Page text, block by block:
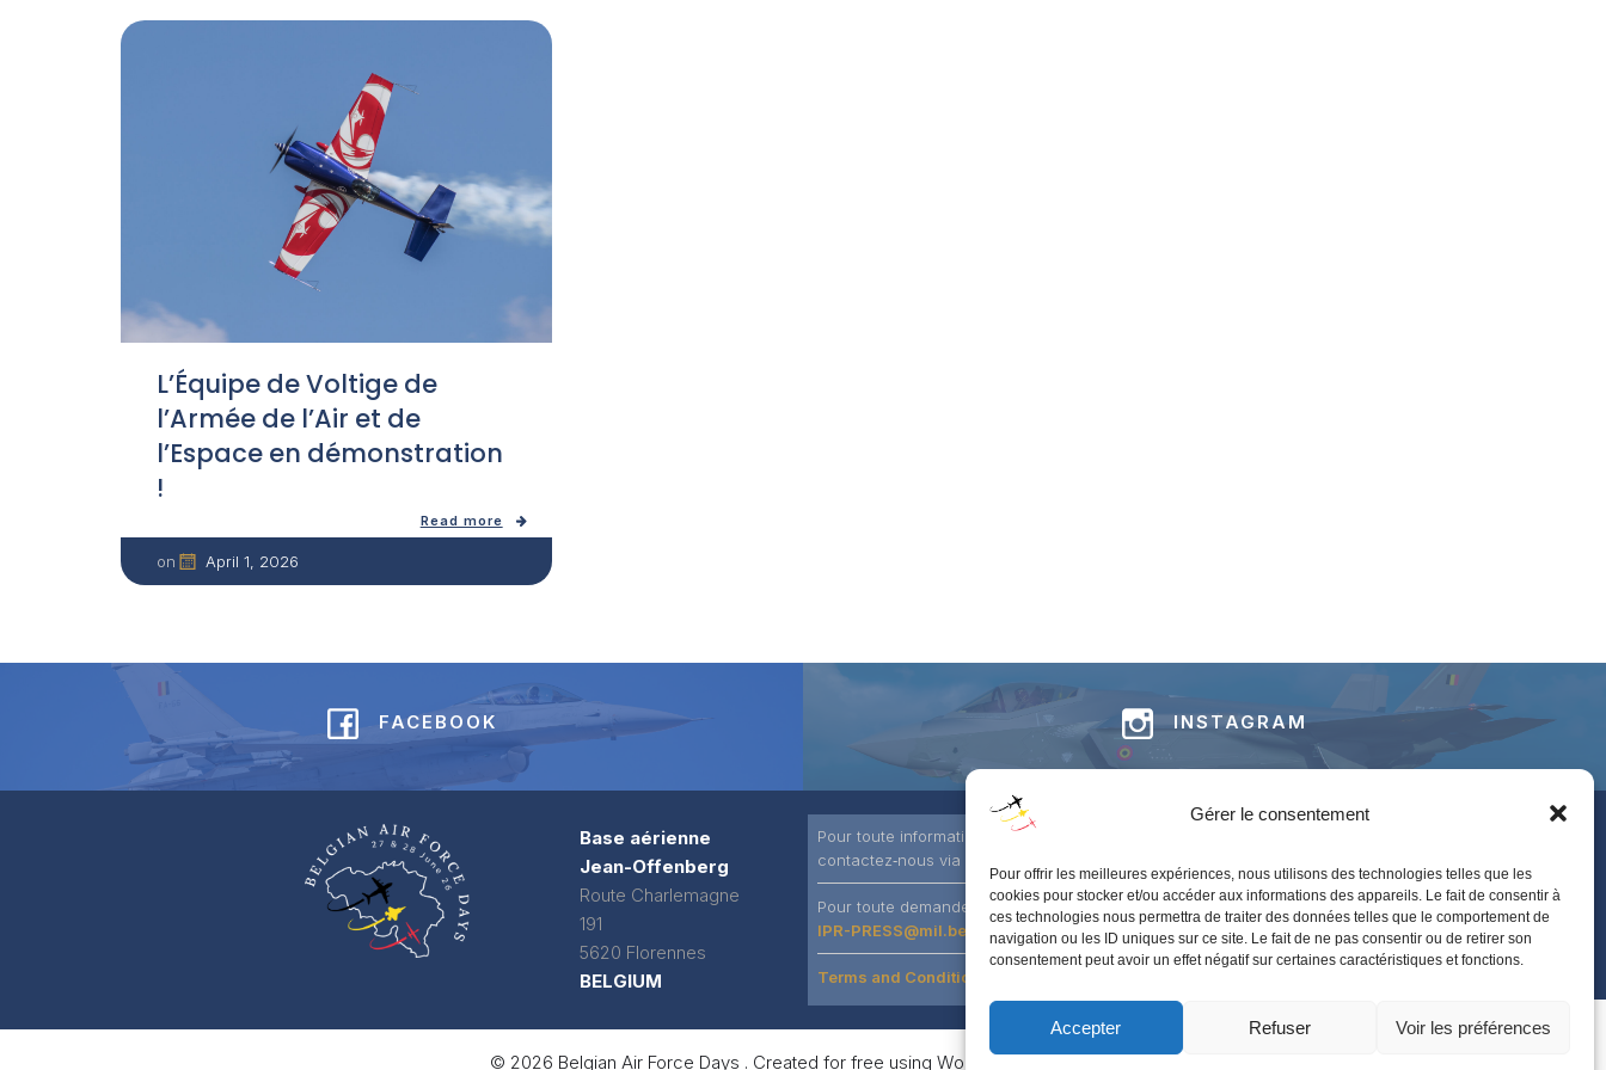
Gérer le consentement
Pour offrir les meilleures expériences, nous utilisons des technologies telles que les
cookies pour stocker et/ou accéder aux informations des appareils. Le fait de consentir à
ces technologies nous permettra de traiter des données telles que le comportement de
navigation ou les ID uniques sur ce site. Le fait de ne pas consentir ou de retirer son
consentement peut avoir un effet négatif sur certaines caractéristiques et fonctions.
Accepter Refuser Voir les préférences
L’Équipe de Voltige de
l’Armée de l’Air et de
l’Espace en démonstration
!
Read more
on April 1, 2026
FACEBOOK INSTAGRAM
Base aérienne
Jean-Offenberg
Route Charlemagne
191
5620 Florennes
BELGIUM
Pour toute information générale concernant les BAFDAYS,
contactez‑nous via notre
Pour toute demande d’accréditation presse, merci de contacterBAFS-
IPR-PRESS@mil.be
Terms and Conditions
© 2026 Belgian Air Force Days . Created for free using WordPress and